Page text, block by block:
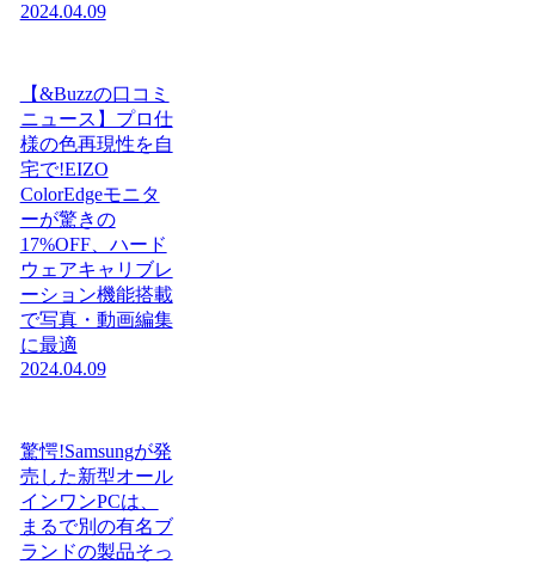
2024.04.09
【&Buzzの口コミ
ニュース】プロ仕
様の色再現性を自
宅で!EIZO
ColorEdgeモニタ
ーが驚きの
17%OFF、ハード
ウェアキャリブレ
ーション機能搭載
で写真・動画編集
に最適
2024.04.09
驚愕!Samsungが発
売した新型オール
インワンPCは、
まるで別の有名ブ
ランドの製品そっ